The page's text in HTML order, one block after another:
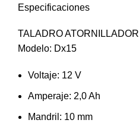
Especificaciones
TALADRO ATORNILLADOR
Modelo: Dx15
Voltaje: 12 V
Amperaje: 2,0 Ah
Mandril: 10 mm